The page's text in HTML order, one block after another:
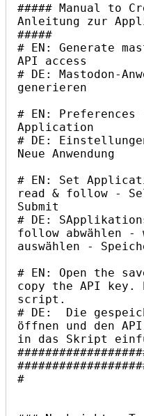
##### Manual to
Anleitung zur
#####
# EN: Generate
API access
# DE: Mastodon-
generieren
# EN: Preferences
Application
# DE:
Neue Anwendung
# EN: Set
read & follow -
Submit
# DE:
follow abwählen -
auswählen -
# EN: Open the
copy the API
script.
# DE:  Die
öffnen und den
in das Skript
#